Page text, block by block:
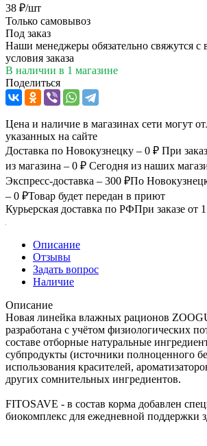
38 ₽/шт
Только самовывоз
Под заказ
Наши менеджеры обязательно свяжутся с
условия заказа
В наличии в 1 магазине
Поделиться
Цена и наличие в магазинах сети могут
указанных на сайте
Доставка по Новокузнецку – 0 ₽ При
из магазина – 0 ₽ Сегодня из наших
Экспресс-доставка – 300 ₽По
– 0 ₽Товар будет передан в приют
Курьерская доставка по РФПри заказе от
Описание
Отзывы
Задать вопрос
Наличие
Описание
Новая линейка влажных рационов
разработана с учётом физиологических
составе отборные натуральные
субпродукты (источники полноценного
использования красителей,
других сомнительных ингредиентов.
FITOSAVE - в состав корма добавлен
биокомплекс для ежедневной поддержки